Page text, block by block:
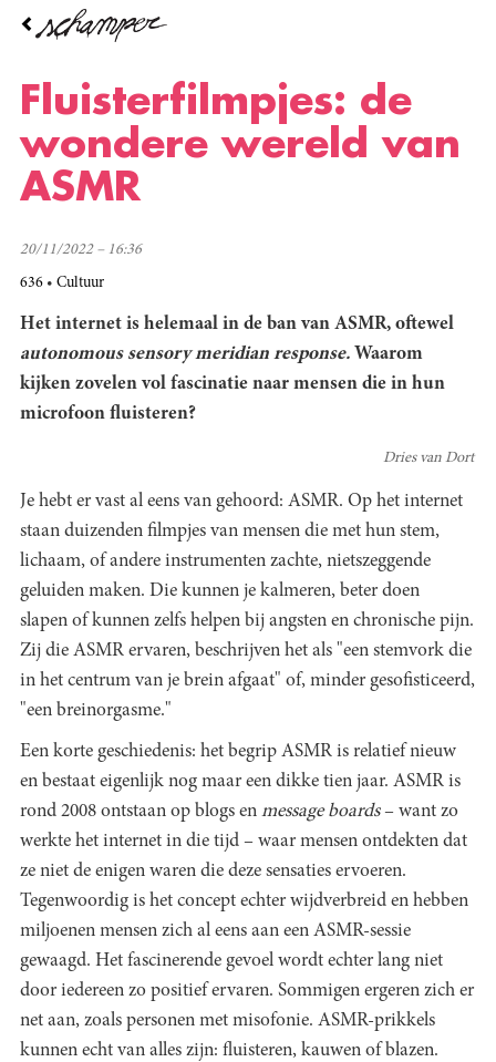
Overslaan
inhoud
Fluisterfilmpjes: de
wondere wereld van
ASMR
20/11/2022 – 16:36
636 Cultuur
Het internet is helemaal in de ban van ASMR, oftewel
autonomous sensory meridian response. Waarom
kijken zovelen vol fascinatie naar mensen die in hun
microfoon fluisteren?
Dries van Dort
Je hebt er vast al eens van gehoord: ASMR. Op het internet
staan duizenden filmpjes van mensen die met hun stem,
lichaam, of andere instrumenten zachte, nietszeggende
geluiden maken. Die kunnen je kalmeren, beter doen
slapen of kunnen zelfs helpen bij angsten en chronische pijn.
Zij die ASMR ervaren, beschrijven het als "een stemvork die
in het centrum van je brein afgaat" of, minder gesofisticeerd,
"een breinorgasme."
Een korte geschiedenis: het begrip ASMR is relatief nieuw
en bestaat eigenlijk nog maar een dikke tien jaar. ASMR is
rond 2008 ontstaan op blogs en message boards– want zo
werkte het internet in die tijd – waar mensen ontdekten dat
ze niet de enigen waren die deze sensaties ervoeren.
Tegenwoordig is het concept echter wijdverbreid en hebben
miljoenen mensen zich al eens aan een ASMR-sessie
gewaagd. Het fascinerende gevoel wordt echter lang niet
door iedereen zo positief ervaren. Sommigen ergeren zich er
net aan, zoals personen met misofonie. ASMR-prikkels
kunnen echt van alles zijn: fluisteren, kauwen of blazen.